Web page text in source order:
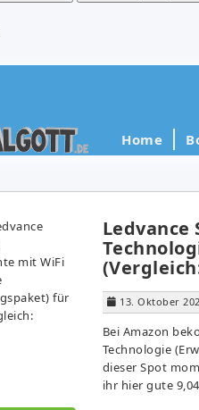
Home
Ledvance
13. Oktober
Bei Amazon
Technologie
dieser Spot
ihr hier gute